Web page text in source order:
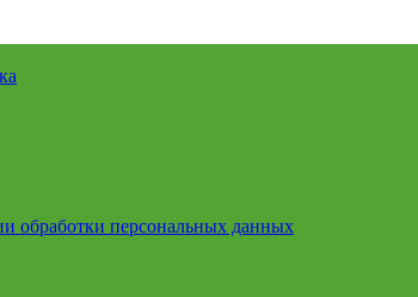
обработки персональных данных